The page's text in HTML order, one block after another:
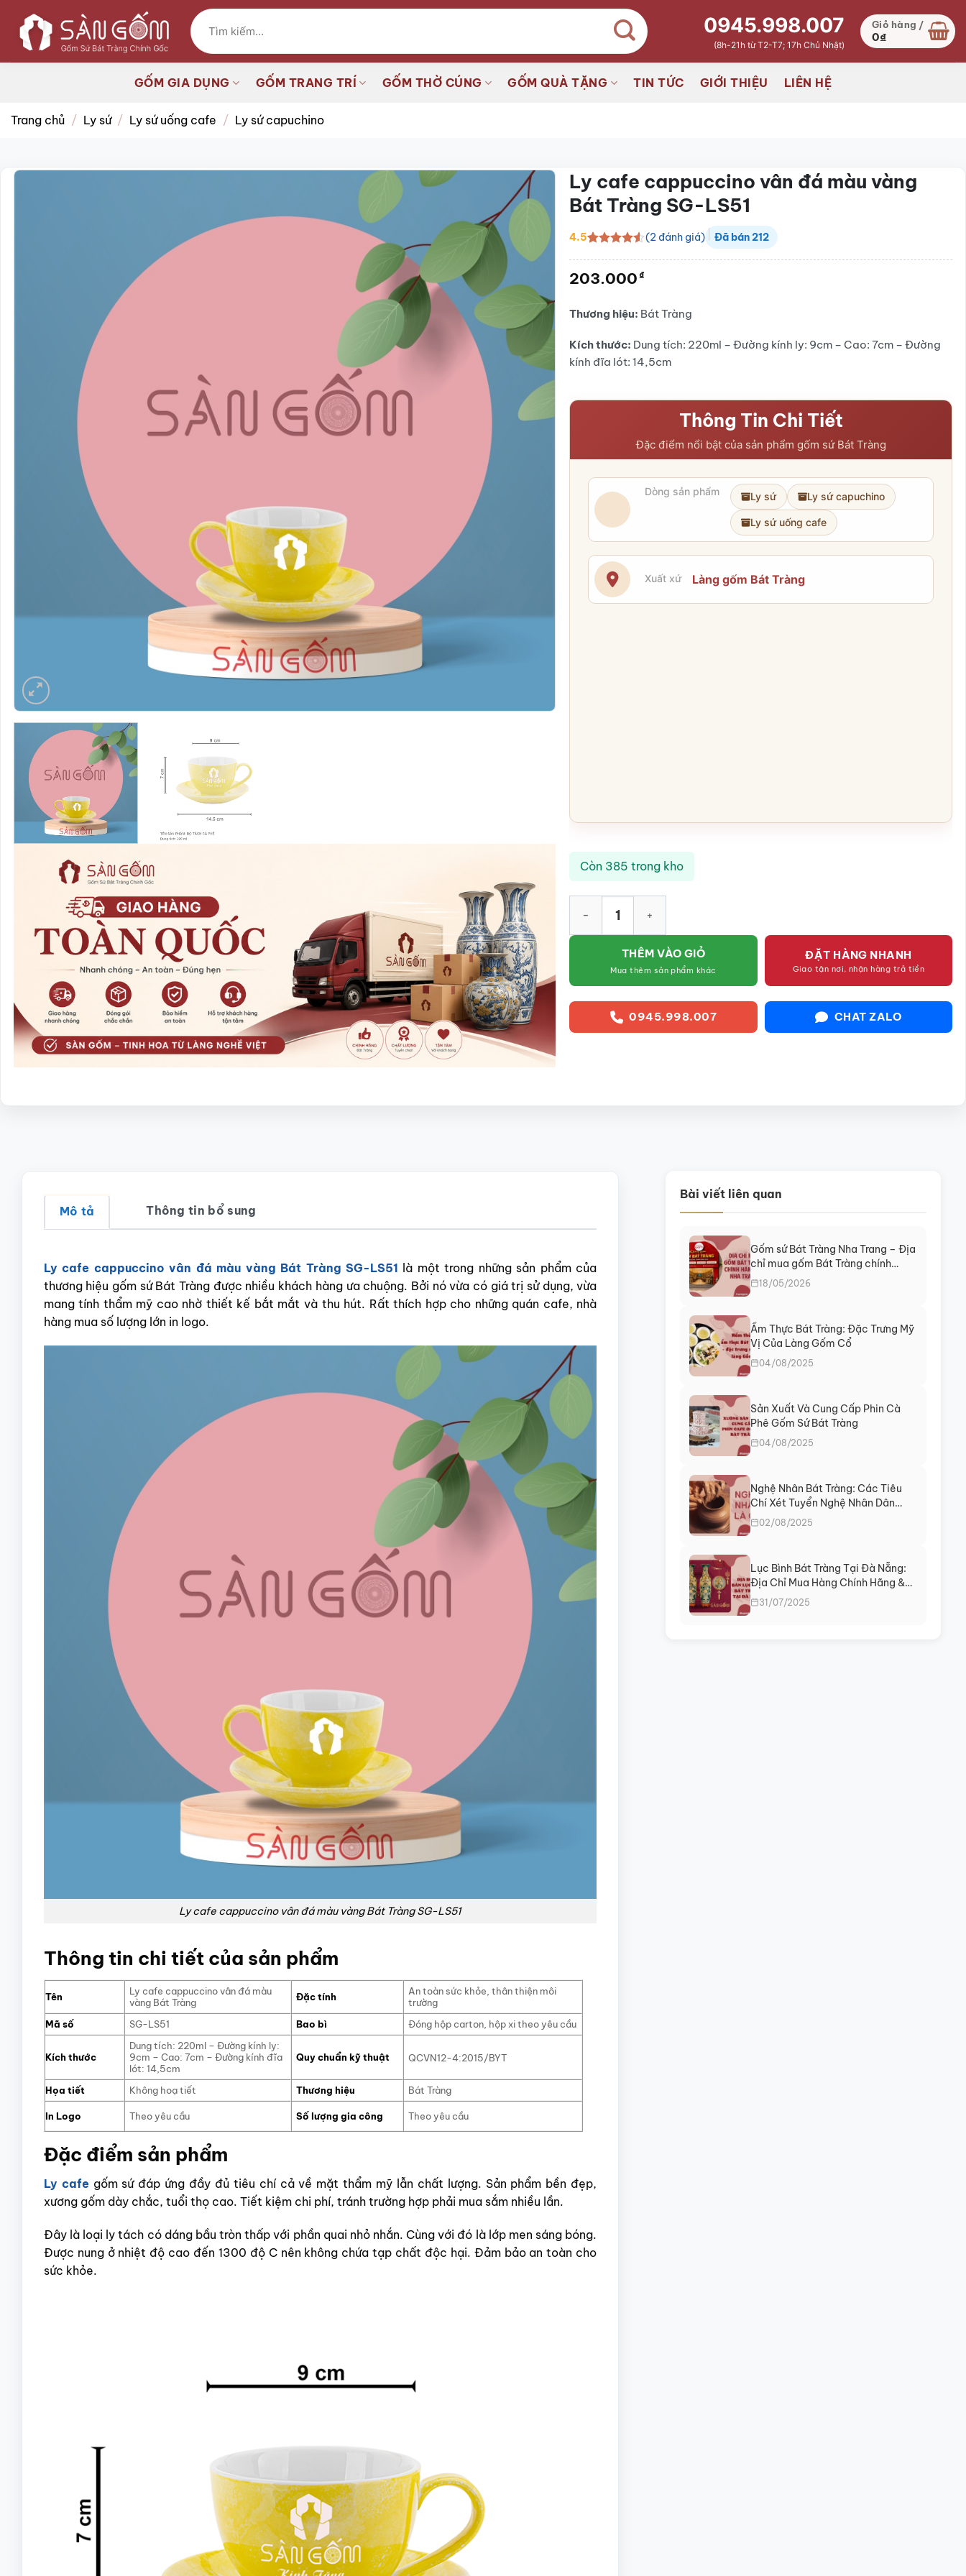
qua
dung
Tìm
kiếm:
0945.998.007
(8h-21h từ T2-T7; 17h Chủ Nhật)
Giỏ hàng /
0₫
GỐM GIA DỤNG GỐM TRANG TRÍ GỐM THỜ CÚNG GỐM QUÀ TẶNG TIN TỨC GIỚI THIỆU LIÊN HỆ
Trang chủ / Ly sứ / Ly sứ uống cafe / Ly sứ capuchino
Ly cafe cappuccino vân đá màu vàng
Bát Tràng SG-LS51
4.5
đánh giá
(2 đánh giá) Đã bán212
203.000 ₫
Thương hiệu: Bát Tràng
Kích thước: Dung tích: 220ml – Đường kính ly: 9cm – Cao: 7cm – Đường
kính đĩa lót: 14,5cm
Thông Tin Chi Tiết
Đặc điểm nổi bật của sản phẩm gốm sứ Bát Tràng
Dòng sản phẩm Ly sứ Ly sứ capuchino
Ly sứ uống cafe
Xuất xứ Làng gốm Bát Tràng
Còn 385 trong kho
THÊM VÀO GIỎ
Mua thêm sản phẩm khác
ĐẶT HÀNG NHANH
Giao tận nơi, nhận hàng trả tiền
0945.998.007 CHAT ZALO
Mô tả Thông tin bổ sung
Ly cafe cappuccino vân đá màu vàng Bát Tràng SG-LS51 là một trong những sản phẩm của
thương hiệu gốm sứ Bát Tràng được nhiều khách hàng ưa chuộng. Bởi nó vừa có giá trị sử dụng, vừa
mang tính thẩm mỹ cao nhờ thiết kế bắt mắt và thu hút. Rất thích hợp cho những quán cafe, nhà
hàng mua số lượng lớn in logo.
Ly cafe cappuccino vân đá màu vàng Bát Tràng SG-LS51
Thông tin chi tiết của sản phẩm
Tên
Ly cafe cappuccino vân đá màu
vàng Bát Tràng
Đặc tính
An toàn sức khỏe, thân thiện môi
trường
Mã số
SG-LS51 Bao bì Đóng hộp carton, hộp xi theo yêu cầu
Kích thước
Dung tích: 220ml – Đường kính ly:
9cm – Cao: 7cm – Đường kính đĩa
lót: 14,5cm
Quy chuẩn kỹ thuật QCVN12-4:2015/BYT
Họa tiết Không hoạ tiết Thương hiệu Bát Tràng
In Logo Theo yêu cầu Số lượng gia công Theo yêu cầu
Đặc điểm sản phẩm
Ly cafe gốm sứđáp ứng đầy đủ tiêu chí cả về mặt thẩm mỹ lẫn chất lượng. Sản phẩm bền đẹp,
xương gốm dày chắc, tuổi thọ cao. Tiết kiệm chi phí, tránh trường hợp phải mua sắm nhiều lần.
Đây là loại ly tách có dáng bầu tròn thấp với phần quai nhỏ nhắn. Cùng với đó là lớp men sáng bóng.
Được nung ở nhiệt độ cao đến 1300 độ C nên không chứa tạp chất độc hại. Đảm bảo an toàn cho
sức khỏe.
Bài viết liên quan
Gốm sứ Bát Tràng Nha Trang – Địa
chỉ mua gốm Bát Tràng chính
hãng tại Khánh Hòa
18/05/2026
Ẩm Thực Bát Tràng: Đặc Trưng Mỹ
Vị Của Làng Gốm Cổ
04/08/2025
Sản Xuất Và Cung Cấp Phin Cà
Phê Gốm Sứ Bát Tràng
04/08/2025
Nghệ Nhân Bát Tràng: Các Tiêu
Chí Xét Tuyển Nghệ Nhân Dân
Gian
02/08/2025
Lục Bình Bát Tràng Tại Đà Nẵng:
Địa Chỉ Mua Hàng Chính Hãng &
Tư Vấn Phong Thủy
31/07/2025